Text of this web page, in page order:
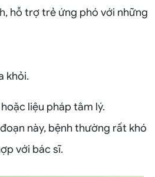
hỗ trợ trẻ ứng phó với những
khỏi.
liệu pháp tâm lý.
này, bệnh thường rất khó
với bác sĩ.